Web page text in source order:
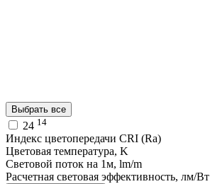
Выбрать все
24 14
Индекс цветопередачи CRI (Ra)
Цветовая температура, K
Световой поток на 1м, lm/m
Расчетная световая эффективность, лм/Вт